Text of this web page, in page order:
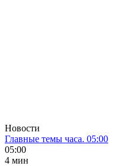
Новости
Главные темы часа. 05:00
05:00
4 мин